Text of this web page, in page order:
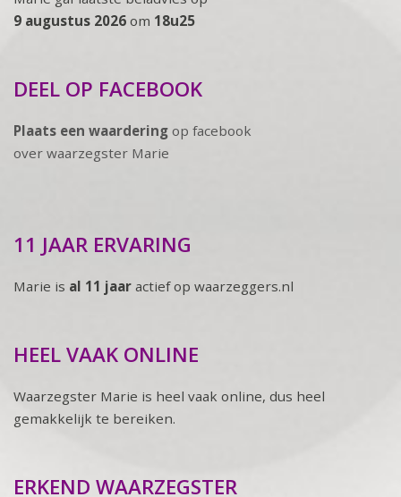
9 augustus 2026 om 18u25
DEEL OP FACEBOOK
Plaats een waardering op facebook
over waarzegster Marie
11 JAAR ERVARING
Marie is al 11 jaar actief op waarzeggers.nl
HEEL VAAK ONLINE
Waarzegster Marie is heel vaak online, dus heel
gemakkelijk te bereiken.
ERKEND WAARZEGSTER